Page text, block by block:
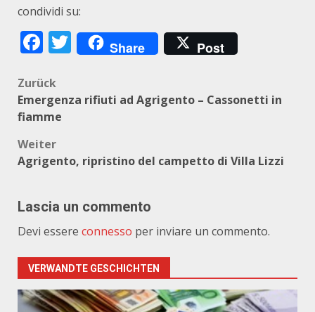
condividi su:
Facebook
Twitter
Share Post
Beitragsnavigation
Zurück
Emergenza rifiuti ad Agrigento – Cassonetti in
fiamme
Weiter
Agrigento, ripristino del campetto di Villa Lizzi
Lascia un commento
Devi essere connesso per inviare un commento.
VERWANDTE GESCHICHTEN